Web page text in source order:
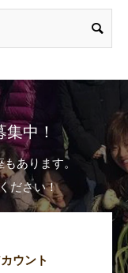
中！
あります。
ださい！
ウント